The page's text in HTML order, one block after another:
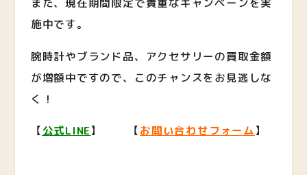
施中です。
腕時計やブランド品、アクセサリーの買取金額
が増額中ですので、このチャンスをお見逃しな
く！
【公式LINE】 【お問い合わせフォーム】